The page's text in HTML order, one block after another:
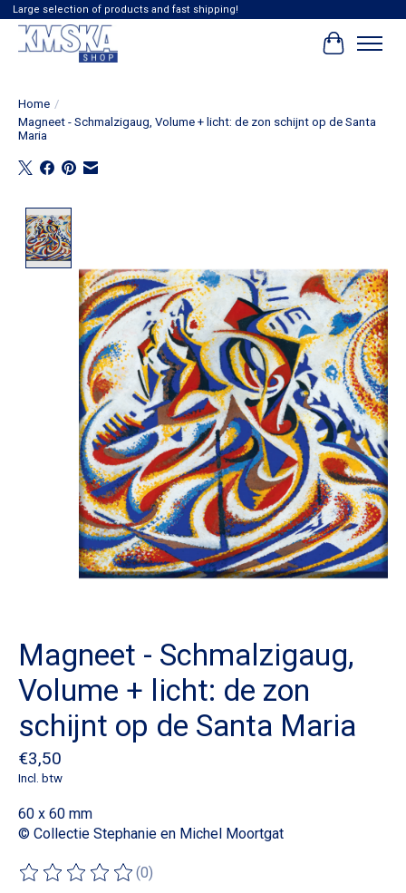
Large selection of products and fast shipping!
Home /
Magneet - Schmalzigaug, Volume + licht: de zon schijnt op de Santa
Maria
Magneet - Schmalzigaug,
Volume + licht: de zon
schijnt op de Santa Maria
€3,50
Incl. btw
60 x 60 mm
© Collectie Stephanie en Michel Moortgat
De beoordeling van dit product is
(0)